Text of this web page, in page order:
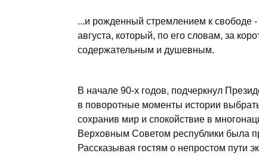
...и рожденный стремлением к свободе
августа, который, по его словам, за
содержательным и душевным.
В начале 90-х годов, подчеркнул
в поворотные моменты истории
сохранив мир и спокойствие в
Верховным Советом республики была
Рассказывая гостям о непростом пути